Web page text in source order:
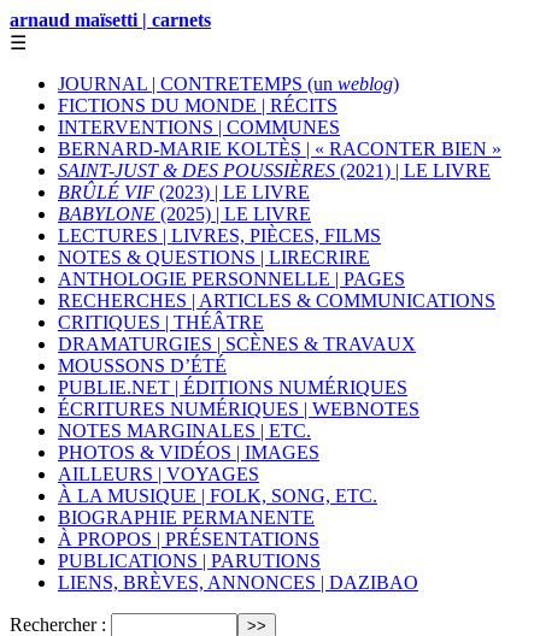
arnaud maïsetti | carnets
☰
JOURNAL | CONTRETEMPS (un weblog)
FICTIONS DU MONDE | RÉCITS
INTERVENTIONS | COMMUNES
BERNARD-MARIE KOLTÈS | « RACONTER BIEN »
SAINT-JUST & DES POUSSIÈRES (2021) | LE LIVRE
BRÛLÉ VIF (2023) | LE LIVRE
BABYLONE (2025) | LE LIVRE
LECTURES | LIVRES, PIÈCES, FILMS
NOTES & QUESTIONS | LIRECRIRE
ANTHOLOGIE PERSONNELLE | PAGES
RECHERCHES | ARTICLES & COMMUNICATIONS
CRITIQUES | THÉÂTRE
DRAMATURGIES | SCÈNES & TRAVAUX
MOUSSONS D’ÉTÉ
PUBLIE.NET | ÉDITIONS NUMÉRIQUES
ÉCRITURES NUMÉRIQUES | WEBNOTES
NOTES MARGINALES | ETC.
PHOTOS & VIDÉOS | IMAGES
AILLEURS | VOYAGES
À LA MUSIQUE | FOLK, SONG, ETC.
BIOGRAPHIE PERMANENTE
À PROPOS | PRÉSENTATIONS
PUBLICATIONS | PARUTIONS
LIENS, BRÈVES, ANNONCES | DAZIBAO
Rechercher :